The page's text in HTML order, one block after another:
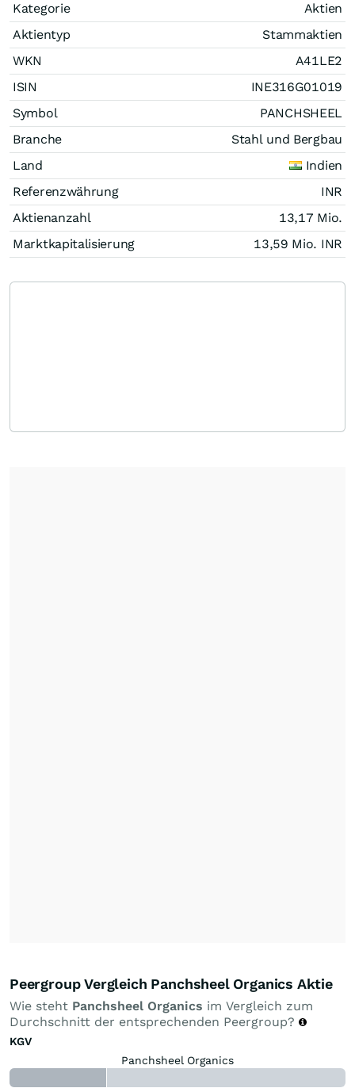
Kategorie
Aktien
Aktientyp
Stammaktien
WKN
A41LE2
ISIN
INE316G01019
Symbol
PANCHSHEEL
Branche
Stahl und Bergbau
Land
Indien
Referenzwährung
INR
Aktienanzahl
13,17 Mio.
Marktkapitalisierung
13,59 Mio. INR
Peergroup Vergleich Panchsheel Organics Aktie
Wie steht Panchsheel Organics im Vergleich zum
Durchschnitt der entsprechenden Peergroup?
KGV
Panchsheel Organics